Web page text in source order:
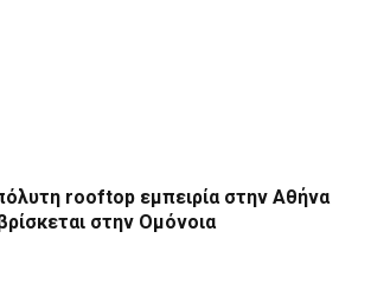
rooftop εμπειρία στην Αθήνα
στην Ομόνοια